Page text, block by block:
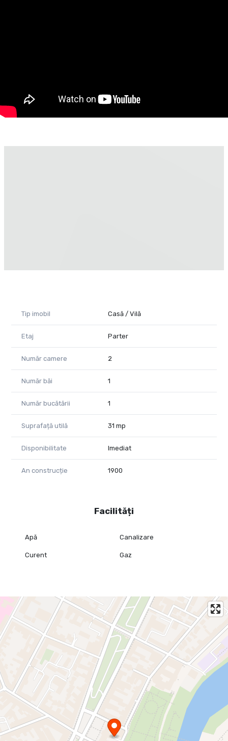
Canalizare
Curent electric
Gaz
vizibilitate bună, fiind potrivit pentru birou, salon, cabinet sau
Tip imobil Casă / Vilă
Etaj Parter
Număr camere 2
Număr băi 1
Număr bucătării 1
Suprafață utilă 31 mp
Disponibilitate Imediat
An construcție 1900
Facilități
Apă Canalizare
Curent Gaz